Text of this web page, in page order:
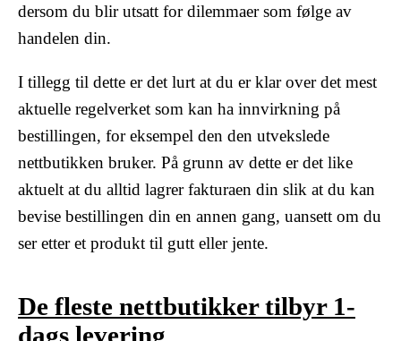
dersom du blir utsatt for dilemmaer som følge av
handelen din.
I tillegg til dette er det lurt at du er klar over det mest
aktuelle regelverket som kan ha innvirkning på
bestillingen, for eksempel den den utvekslede
nettbutikken bruker. På grunn av dette er det like
aktuelt at du alltid lagrer fakturaen din slik at du kan
bevise bestillingen din en annen gang, uansett om du
ser etter et produkt til gutt eller jente.
De fleste nettbutikker tilbyr 1-
dags levering